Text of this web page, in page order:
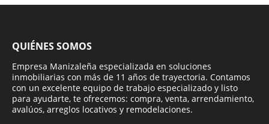
QUIÉNES SOMOS
Empresa Manizaleña especializada en soluciones
inmobiliarias con más de 11 años de trayectoria. Contamos
con un excelente equipo de trabajo especializado y listo
para ayudarte, te ofrecemos: compra, venta, arrendamiento,
avalúos, arreglos locativos y remodelaciones.